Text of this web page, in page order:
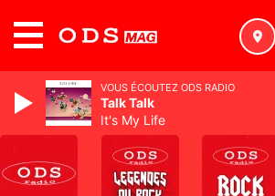
VOUS ÉCOUTEZ ODS RADIO
Talk Talk
It's My Life